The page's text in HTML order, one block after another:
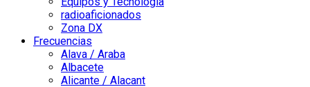
radioaficionados
Zona DX
Frecuencias
Alava / Araba
Albacete
Alicante / Alacant